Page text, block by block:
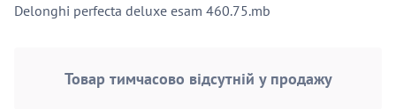
Delonghi perfecta deluxe esam 460.75.mb
Товар тимчасово відсутній у продажу